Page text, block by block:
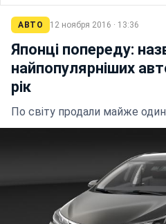
АВТО 12 ноября 2016 · 13:36
Японці попереду:
найпопулярніших
рік
По світу продали майже